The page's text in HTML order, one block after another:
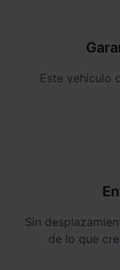
Este vehículo
Sin
de lo que